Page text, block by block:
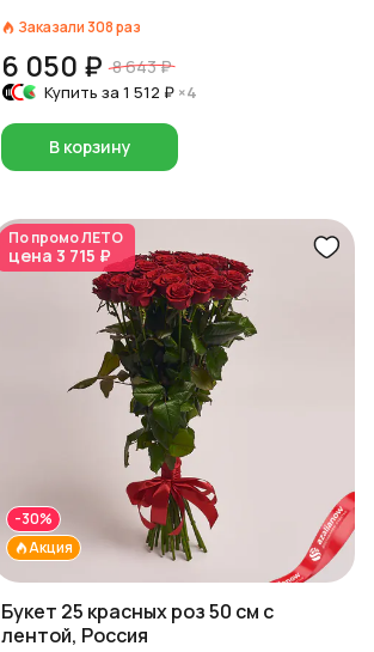
Заказали 308раз
6 050 ₽ 8 643 ₽
Купить за 1 512 ₽ ×4
В корзину
По промоЛЕТО
цена 3 715 ₽
Акция
-30%
Букет 25 красных роз 50 см с
лентой, Россия